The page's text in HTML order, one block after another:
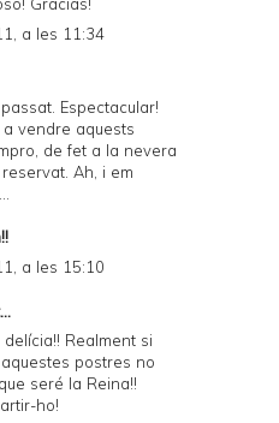
Gracias!
a les 11:34
Espectacular!
vendre aquests
de fet a la nevera
Ah, i em
a les 15:10
Realment si
postres no
seré la Reina!!
ho!